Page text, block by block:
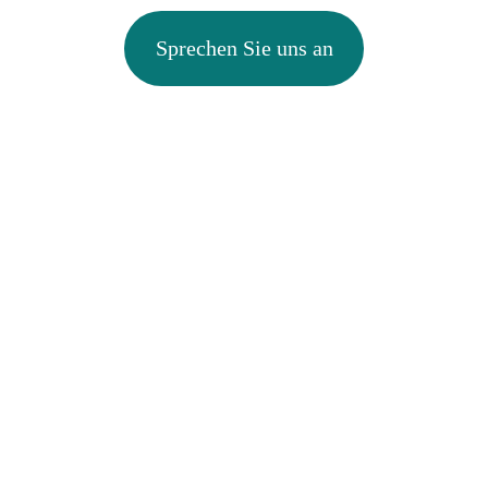
Sprechen Sie uns an